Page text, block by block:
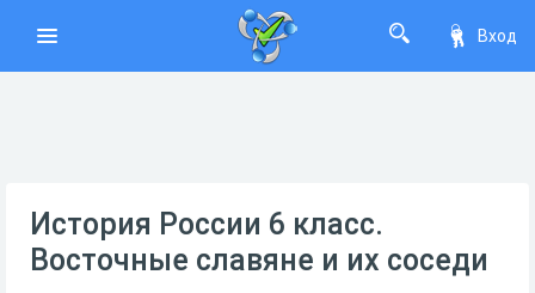
Вход
История России 6 класс.
Восточные славяне и их соседи